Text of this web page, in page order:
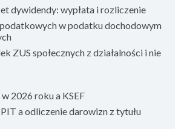
dywidendy: wypłata i rozliczenie
w podatku dochodowym
ZUS społecznych z działalności i nie
2026 roku a KSEF
a odliczenie darowizn z tytułu